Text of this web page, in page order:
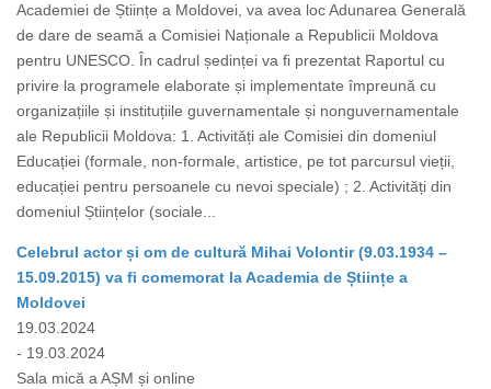
Academiei de Științe a Moldovei, va avea loc Adunarea Generală
de dare de seamă a Comisiei Naționale a Republicii Moldova
pentru UNESCO. În cadrul ședinței va fi prezentat Raportul cu
privire la programele elaborate și implementate împreună cu
organizațiile și instituțiile guvernamentale și nonguvernamentale
ale Republicii Moldova: 1. Activități ale Comisiei din domeniul
Educației (formale, non-formale, artistice, pe tot parcursul vieții,
educației pentru persoanele cu nevoi speciale) ; 2. Activități din
domeniul Științelor (sociale...
Celebrul actor și om de cultură Mihai Volontir (9.03.1934 –
15.09.2015) va fi comemorat la Academia de Științe a
Moldovei
19.03.2024
- 19.03.2024
Sala mică a AȘM și online